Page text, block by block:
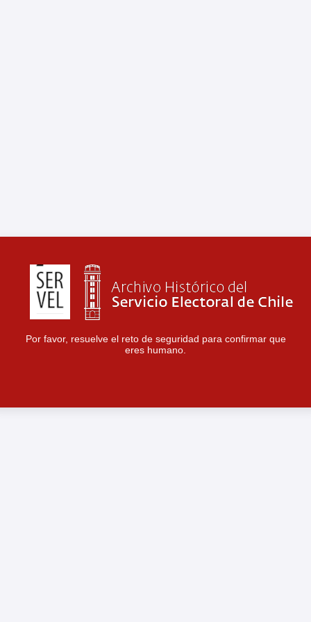
Por favor, resuelve el reto de seguridad para confirmar que
eres humano.